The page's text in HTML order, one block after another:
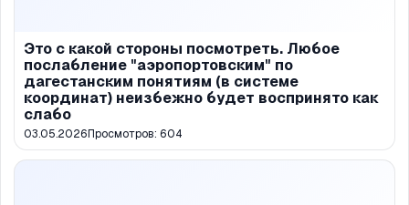
Это с какой стороны посмотреть. Любое
послабление "аэропортовским" по
дагестанским понятиям (в системе
координат) неизбежно будет воспринято как
слабо
03.05.2026Просмотров: 604